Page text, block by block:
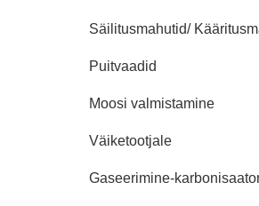
Säilitusmahutid/
Puitvaadid
Moosi valmistamine
Väiketootjale
Gaseerimine-